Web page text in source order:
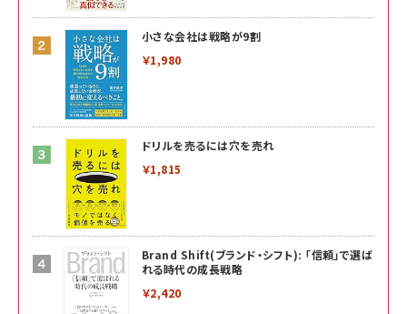
小さな会社は戦略が9割
￥1,980
ドリルを売るには穴を売れ
￥1,815
Brand Shift(ブランド・シフト): 「信頼」で選ば
れる時代の成長戦略
￥2,420